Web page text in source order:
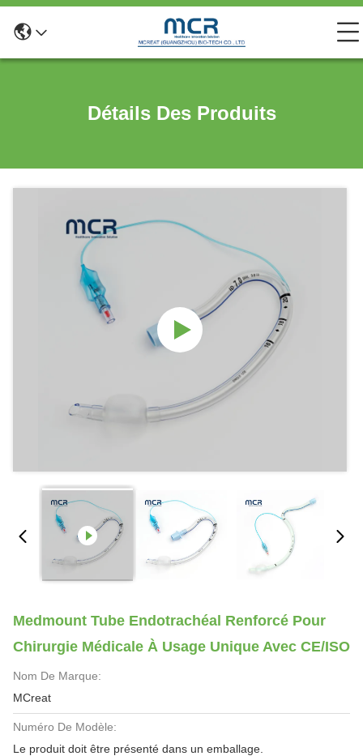
Détails Des Produits
Medmount Tube Endotrachéal Renforcé Pour
Chirurgie Médicale À Usage Unique Avec CE/ISO
Nom De Marque:
MCreat
Numéro De Modèle:
Le produit doit être présenté dans un emballage.